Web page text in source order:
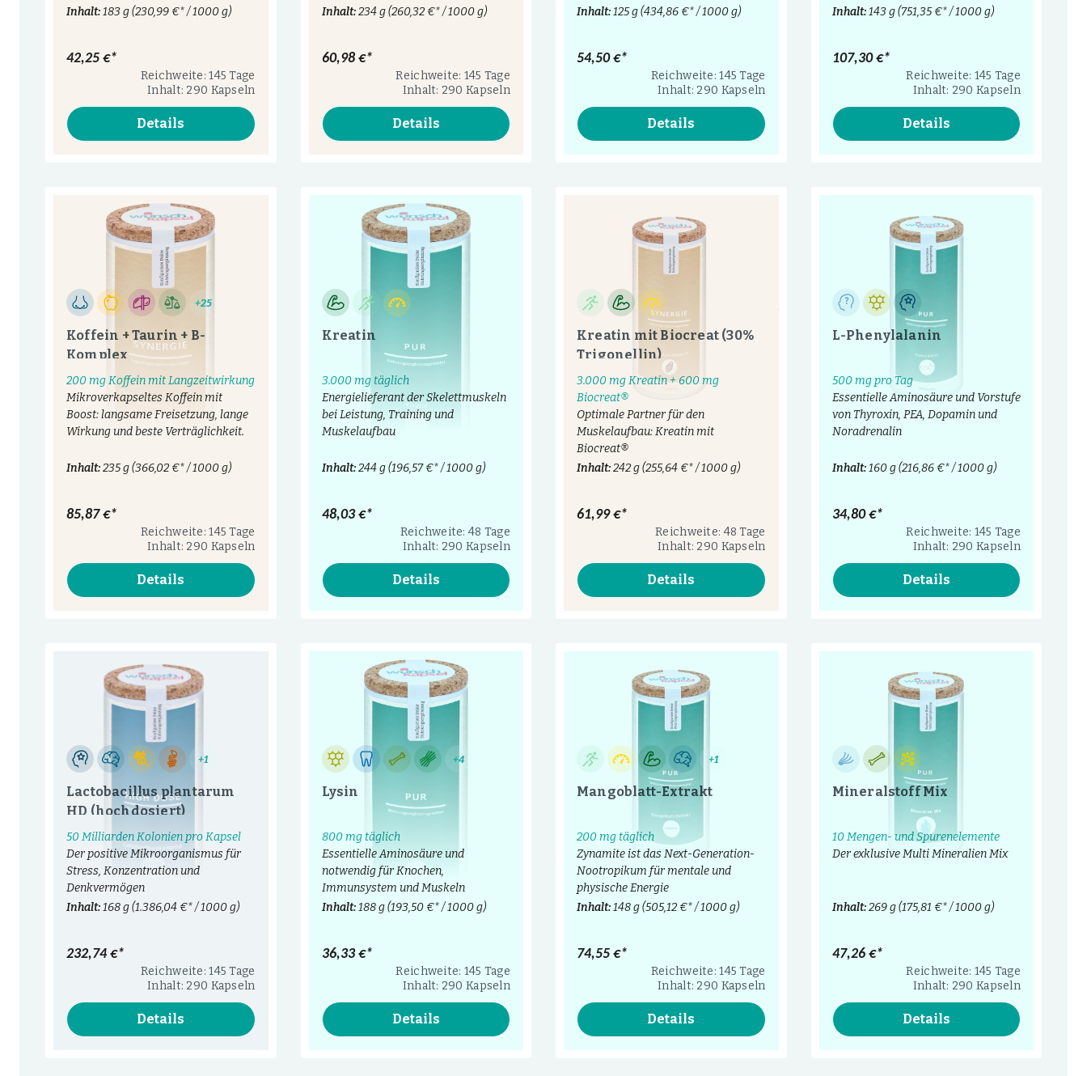
Inhalt:183 g(230,99 €* / 1000 g)
Reichweite: 145 Tage
Inhalt: 290 Kapseln
42,25 €*
Details
Inhalt:234 g(260,32 €* / 1000 g)
Reichweite: 145 Tage
Inhalt: 290 Kapseln
60,98 €*
Details
Inhalt:125 g(434,86 €* / 1000 g)
Reichweite: 145 Tage
Inhalt: 290 Kapseln
54,50 €*
Details
Inhalt:143 g(751,35 €* / 1000 g)
Reichweite: 145 Tage
Inhalt: 290 Kapseln
107,30 €*
Details
+25
Koffein + Taurin + B-
Komplex
200 mg Koffein mit Langzeitwirkung
Mikroverkapseltes Koffein mit
Boost: langsame Freisetzung, lange
Wirkung und beste Verträglichkeit.
Inhalt:235 g(366,02 €* / 1000 g)
Reichweite: 145 Tage
Inhalt: 290 Kapseln
85,87 €*
Details
Kreatin
3.000 mg täglich
Energielieferant der Skelettmuskeln
bei Leistung, Training und
Muskelaufbau
Inhalt:244 g(196,57 €* / 1000 g)
Reichweite: 48 Tage
Inhalt: 290 Kapseln
48,03 €*
Details
Kreatin mit Biocreat (30%
Trigonellin)
3.000 mg Kreatin + 600 mg
Biocreat®
Optimale Partner für den
Muskelaufbau: Kreatin mit
Biocreat®
Inhalt:242 g(255,64 €* / 1000 g)
Reichweite: 48 Tage
Inhalt: 290 Kapseln
61,99 €*
Details
L-Phenylalanin
500 mg pro Tag
Essentielle Aminosäure und Vorstufe
von Thyroxin, PEA, Dopamin und
Noradrenalin
Inhalt:160 g(216,86 €* / 1000 g)
Reichweite: 145 Tage
Inhalt: 290 Kapseln
34,80 €*
Details
+1
Lactobacillus plantarum
HD (hochdosiert)
50 Milliarden Kolonien pro Kapsel
Der positive Mikroorganismus für
Stress, Konzentration und
Denkvermögen
Inhalt:168 g(1.386,04 €* / 1000 g)
Reichweite: 145 Tage
Inhalt: 290 Kapseln
232,74 €*
Details
+4
Lysin
800 mg täglich
Essentielle Aminosäure und
notwendig für Knochen,
Immunsystem und Muskeln
Inhalt:188 g(193,50 €* / 1000 g)
Reichweite: 145 Tage
Inhalt: 290 Kapseln
36,33 €*
Details
+1
Mangoblatt-Extrakt
200 mg täglich
Zynamite ist das Next-Generation-
Nootropikum für mentale und
physische Energie
Inhalt:148 g(505,12 €* / 1000 g)
Reichweite: 145 Tage
Inhalt: 290 Kapseln
74,55 €*
Details
Mineralstoff Mix
10 Mengen- und Spurenelemente
Der exklusive Multi Mineralien Mix
Inhalt:269 g(175,81 €* / 1000 g)
Reichweite: 145 Tage
Inhalt: 290 Kapseln
47,26 €*
Details